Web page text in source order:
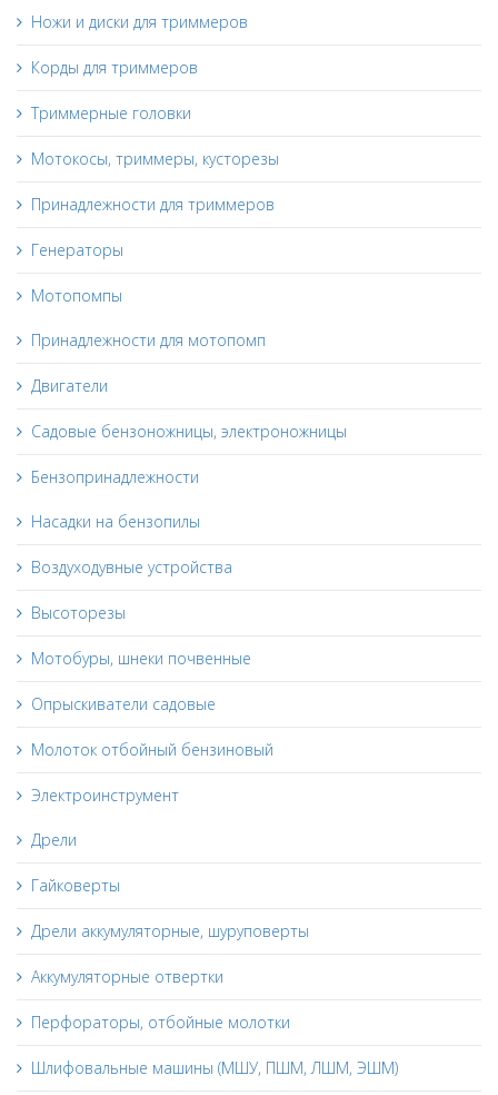
Ножи и диски для триммеров
Корды для триммеров
Триммерные головки
Мотокосы, триммеры, кусторезы
Принадлежности для триммеров
Генераторы
Мотопомпы
Принадлежности для мотопомп
Двигатели
Садовые бензоножницы, электроножницы
Бензопринадлежности
Насадки на бензопилы
Воздуходувные устройства
Высоторезы
Мотобуры, шнеки почвенные
Опрыскиватели садовые
Молоток отбойный бензиновый
Электроинструмент
Дрели
Гайковерты
Дрели аккумуляторные, шуруповерты
Аккумуляторные отвертки
Перфораторы, отбойные молотки
Шлифовальные машины (МШУ, ПШМ, ЛШМ, ЭШМ)